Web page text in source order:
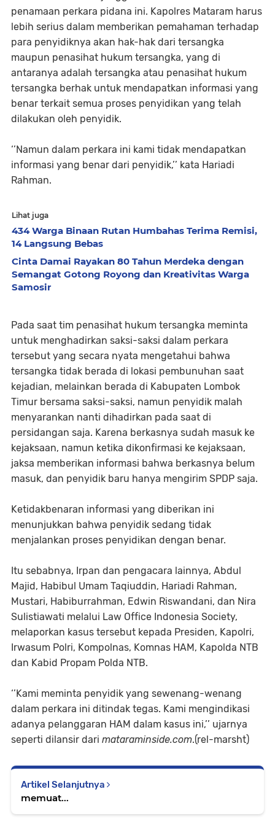
penamaan perkara pidana ini. Kapolres Mataram harus
lebih serius dalam memberikan pemahaman terhadap
para penyidiknya akan hak-hak dari tersangka
maupun penasihat hukum tersangka, yang di
antaranya adalah tersangka atau penasihat hukum
tersangka berhak untuk mendapatkan informasi yang
benar terkait semua proses penyidikan yang telah
dilakukan oleh penyidik.
‘’Namun dalam perkara ini kami tidak mendapatkan
informasi yang benar dari penyidik,’’ kata Hariadi
Rahman.
Lihat juga
434 Warga Binaan Rutan Humbahas Terima Remisi,
14 Langsung Bebas
Cinta Damai Rayakan 80 Tahun Merdeka dengan
Semangat Gotong Royong dan Kreativitas Warga
Samosir
Pada saat tim penasihat hukum tersangka meminta
untuk menghadirkan saksi-saksi dalam perkara
tersebut yang secara nyata mengetahui bahwa
tersangka tidak berada di lokasi pembunuhan saat
kejadian, melainkan berada di Kabupaten Lombok
Timur bersama saksi-saksi, namun penyidik malah
menyarankan nanti dihadirkan pada saat di
persidangan saja. Karena berkasnya sudah masuk ke
kejaksaan, namun ketika dikonfirmasi ke kejaksaan,
jaksa memberikan informasi bahwa berkasnya belum
masuk, dan penyidik baru hanya mengirim SPDP saja.
Ketidakbenaran informasi yang diberikan ini
menunjukkan bahwa penyidik sedang tidak
menjalankan proses penyidikan dengan benar.
Itu sebabnya, Irpan dan pengacara lainnya, Abdul
Majid, Habibul Umam Taqiuddin, Hariadi Rahman,
Mustari, Habiburrahman, Edwin Riswandani, dan Nira
Sulistiawati melalui Law Office Indonesia Society,
melaporkan kasus tersebut kepada Presiden, Kapolri,
Irwasum Polri, Kompolnas, Komnas HAM, Kapolda NTB
dan Kabid Propam Polda NTB.
‘’Kami meminta penyidik yang sewenang-wenang
dalam perkara ini ditindak tegas. Kami mengindikasi
adanya pelanggaran HAM dalam kasus ini,’’ ujarnya
seperti dilansir dari mataraminside.com.(rel-marsht)
Artikel Selanjutnya
memuat...